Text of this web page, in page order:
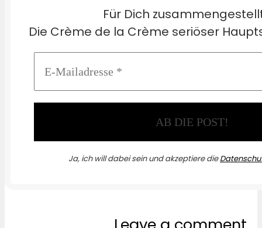
Für Dich
Die Crème de la Crème seriöser
Ja, ich will dabei sein und akzeptiere die